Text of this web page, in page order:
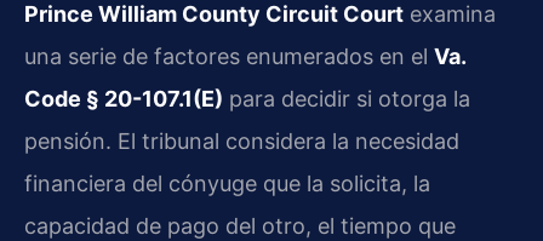
Prince William County Circuit Court examina
una serie de factores enumerados en el Va.
Code § 20-107.1(E) para decidir si otorga la
pensión. El tribunal considera la necesidad
financiera del cónyuge que la solicita, la
capacidad de pago del otro, el tiempo que